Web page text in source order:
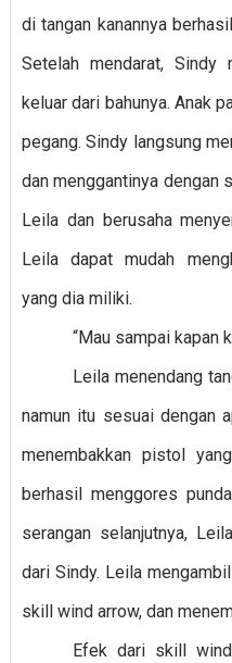
di tangan kanannya
Setelah mendarat, Sindy
keluar dari bahunya. Anak
pegang. Sindy langsung
dan menggantinya dengan
Leila dan berusaha
Leila dapat mudah
yang dia miliki.
“Mau sampai kapan
Leila menendang
namun itu sesuai dengan
menembakkan pistol
berhasil menggores
serangan selanjutnya,
dari Sindy. Leila
skill wind arrow, dan
Efek dari skill